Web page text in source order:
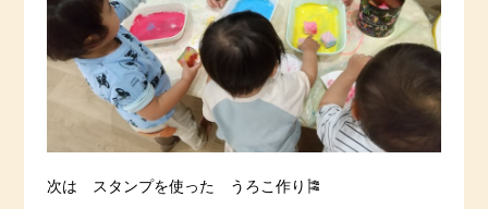
次は スタンプを使った うろこ作り🎏